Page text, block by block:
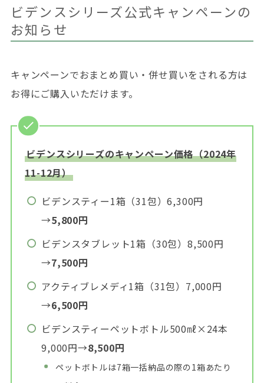
ビデンスシリーズ公式キャンペーンの
お知らせ
キャンペーンでおまとめ買い・併せ買いをされる方は
お得にご購入いただけます。
ビデンスシリーズのキャンペーン価格（2024年
11-12月）
ビデンスティー1箱（31包）6,300円
→5,800円
ビデンスタブレット1箱（30包）8,500円
→7,500円
アクティブレメディ1箱（31包）7,000円
→6,500円
ビデンスティーペットボトル500㎖×24本
9,000円→8,500円
ペットボトルは7箱一括納品の際の1箱あたり